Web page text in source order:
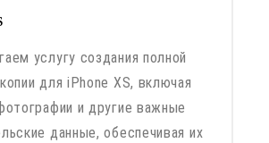
услугу создания полной
для iPhone XS, включая
и другие важные
данные, обеспечивая их